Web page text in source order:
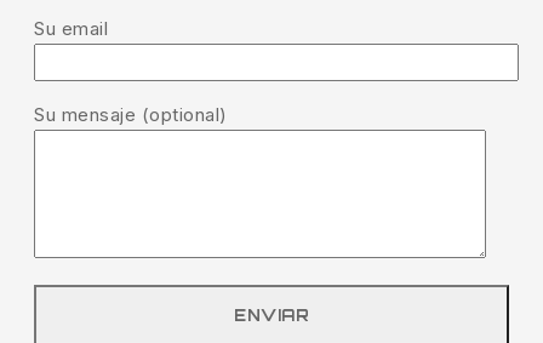
Su email
Su mensaje (optional)